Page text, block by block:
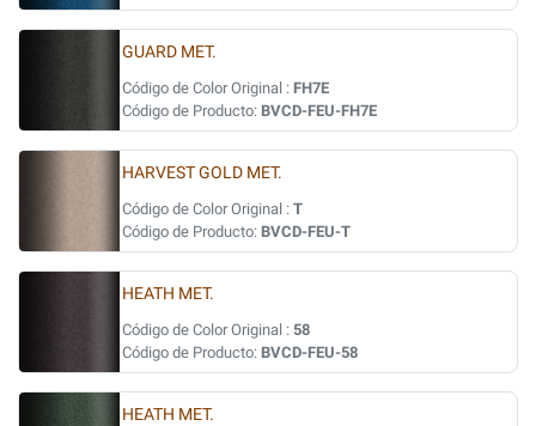
GUARD MET.
Código de Color Original : FH7E
Código de Producto: BVCD-FEU-FH7E
HARVEST GOLD MET.
Código de Color Original : T
Código de Producto: BVCD-FEU-T
HEATH MET.
Código de Color Original : 58
Código de Producto: BVCD-FEU-58
HEATH MET.